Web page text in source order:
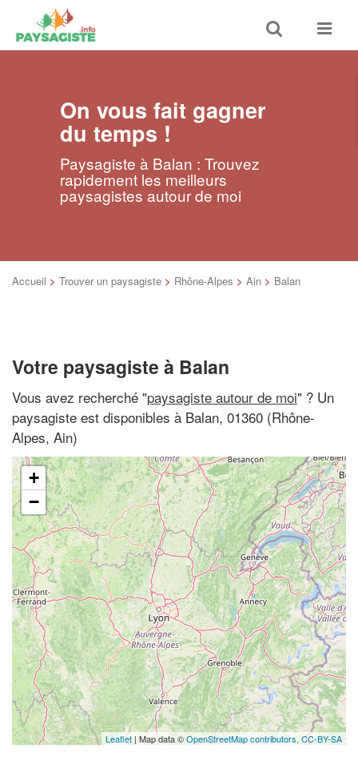
Toggle
search
Toggle
On vous fait gagner
du temps !
Paysagiste à Balan : Trouvez
rapidement les meilleurs
paysagistes autour de moi
Accueil > Trouver un paysagiste > Rhône-Alpes > Ain > Balan
Votre paysagiste à Balan
Vous avez recherché "paysagiste autour de moi" ? Un
paysagiste est disponibles à Balan, 01360 (Rhône-
Alpes, Ain)
+
−
Leaflet | Map data ©OpenStreetMap contributors, CC-BY-SA